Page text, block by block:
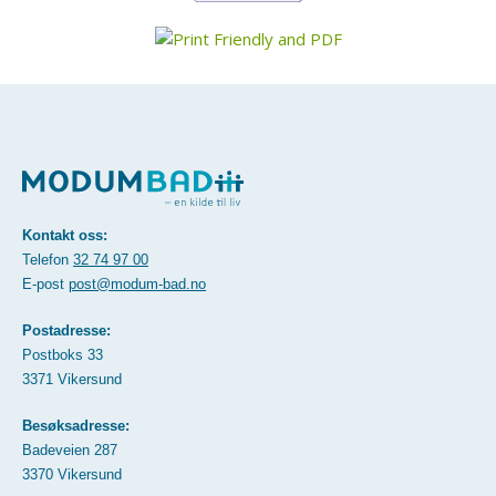
Kontakt oss:
Telefon 32 74 97 00
E-post post@modum-bad.no
Postadresse:
Postboks 33
3371 Vikersund
Besøksadresse:
Badeveien 287
3370 Vikersund